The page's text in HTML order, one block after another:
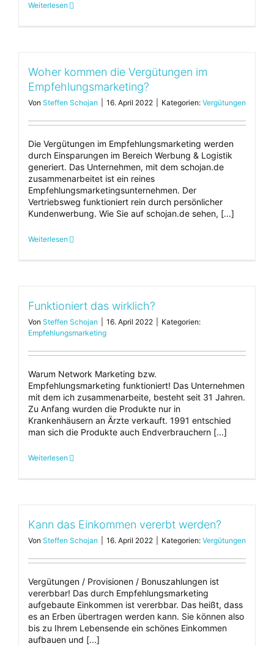
Weiterlesen
Woher kommen die Vergütungen im
Empfehlungsmarketing?
Von Steffen Schojan 16. April 2022 Kategorien: Vergütungen
Die Vergütungen im Empfehlungsmarketing werden
durch Einsparungen im Bereich Werbung & Logistik
generiert. Das Unternehmen, mit dem schojan.de
zusammenarbeitet ist ein reines
Empfehlungsmarketingsunternehmen. Der
Vertriebsweg funktioniert rein durch persönlicher
Kundenwerbung. Wie Sie auf schojan.de sehen, [...]
Weiterlesen
Funktioniert das wirklich?
Von Steffen Schojan 16. April 2022
Kategorien:
Empfehlungsmarketing
Warum Network Marketing bzw.
Empfehlungsmarketing funktioniert! Das Unternehmen
mit dem ich zusammenarbeite, besteht seit 31 Jahren.
Zu Anfang wurden die Produkte nur in
Krankenhäusern an Ärzte verkauft. 1991 entschied
man sich die Produkte auch Endverbrauchern [...]
Weiterlesen
Kann das Einkommen vererbt werden?
Von Steffen Schojan 16. April 2022 Kategorien: Vergütungen
Vergütungen / Provisionen / Bonuszahlungen ist
vererbbar! Das durch Empfehlungsmarketing
aufgebaute Einkommen ist vererbbar. Das heißt, dass
es an Erben übertragen werden kann. Sie können also
bis zu Ihrem Lebensende ein schönes Einkommen
aufbauen und [...]